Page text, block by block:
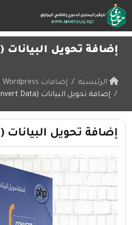
إضافة تحويل البيانات (Convert Data)
الرئيسية
إضافات Wordpress
إضافة تحويل البيانات (Convert Data)
إضافة تحويل البيانات (Convert Data)